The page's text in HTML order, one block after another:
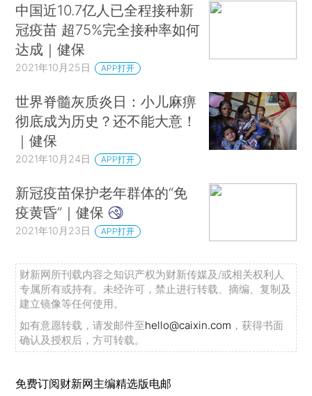
中国近10.7亿人已全程接种新
冠疫苗 超75%完全接种率如何
达成｜健保
2021年10月25日 APP打开
世界脊髓灰质炎日：小儿麻痹
彻底成为历史？还不能大意！
｜健保
2021年10月24日 APP打开
新冠疫苗保护老年群体的“免
疫黄昏”｜健保
2021年10月23日 APP打开
财新网所刊载内容之知识产权为财新传媒及/或相关权利人
专属所有或持有。未经许可，禁止进行转载、摘编、复制及
建立镜像等任何使用。
如有意愿转载，请发邮件至hello@caixin.com ，获得书面
确认及授权后，方可转载。
免费订阅财新网主编精选版电邮